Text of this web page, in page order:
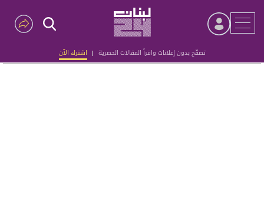
تصفّح بدون إعلانات واقرأ المقالات الحصرية | اشترك الآن
Advertisement